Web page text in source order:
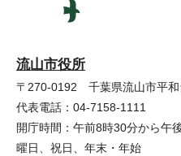
流山市役所
〒270-0192 千葉県流山市平
代表電話：04-7158-1111
開庁時間：午前8時30分から
曜日、祝日、年末・年始